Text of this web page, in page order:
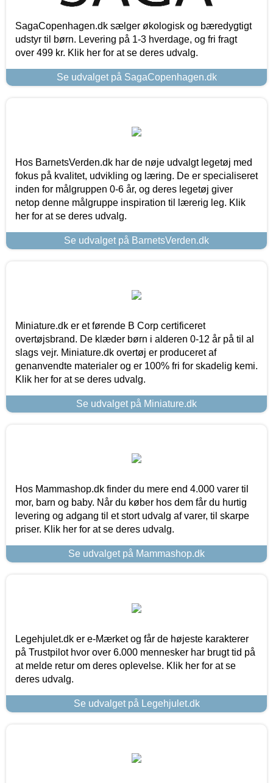
SagaCopenhagen.dk sælger økologisk og bæredygtigt
udstyr til børn. Levering på 1-3 hverdage, og fri fragt
over 499 kr. Klik her for at se deres udvalg.
Se udvalget på SagaCopenhagen.dk
Hos BarnetsVerden.dk har de nøje udvalgt legetøj med
fokus på kvalitet, udvikling og læring. De er specialiseret
inden for målgruppen 0-6 år, og deres legetøj giver
netop denne målgruppe inspiration til lærerig leg. Klik
her for at se deres udvalg.
Se udvalget på BarnetsVerden.dk
Miniature.dk er et førende B Corp certificeret
overtøjsbrand. De klæder børn i alderen 0-12 år på til al
slags vejr. Miniature.dk overtøj er produceret af
genanvendte materialer og er 100% fri for skadelig kemi.
Klik her for at se deres udvalg.
Se udvalget på Miniature.dk
Hos Mammashop.dk finder du mere end 4.000 varer til
mor, barn og baby. Når du køber hos dem får du hurtig
levering og adgang til et stort udvalg af varer, til skarpe
priser. Klik her for at se deres udvalg.
Se udvalget på Mammashop.dk
Legehjulet.dk er e-Mærket og får de højeste karakterer
på Trustpilot hvor over 6.000 mennesker har brugt tid på
at melde retur om deres oplevelse. Klik her for at se
deres udvalg.
Se udvalget på Legehjulet.dk